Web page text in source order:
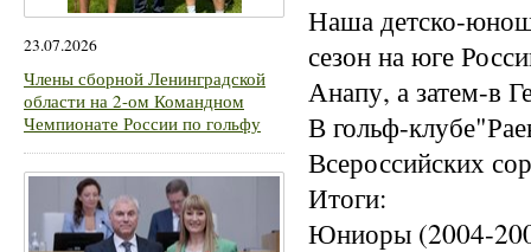
23.07.2026
Члены сборной Ленинградской
области на 2-ом Командном
Чемпионате России по гольфу
Наша детско-
сезон на юге
Анапу, а затем-в
В гольф-
Всероссийских
Итоги:
Юниоры (2004-